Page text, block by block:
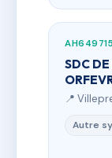
SDC
📍
Autre